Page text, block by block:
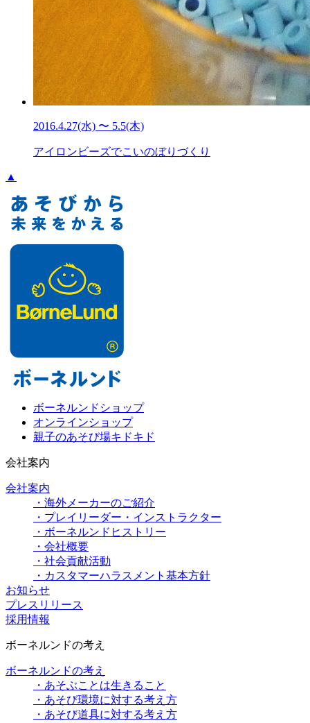
2016.4.27(水) 〜 5.5(木)
アイロンビーズでこいのぼりづくり
▲
ボーネルンドショップ
オンラインショップ
親子のあそび場キドキド
会社案内
会社案内
・海外メーカーのご紹介
・プレイリーダー・インストラクター
・ボーネルンドヒストリー
・会社概要
・社会貢献活動
・カスタマーハラスメント基本方針
お知らせ
プレスリリース
採用情報
ボーネルンドの考え
ボーネルンドの考え
・あそぶことは生きること
・あそび環境に対する考え方
・あそび道具に対する考え方